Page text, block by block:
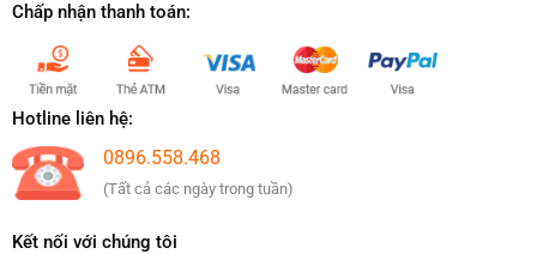
Chấp nhận thanh toán:
Hotline liên hệ:
0896.558.468
(Tất cả các ngày trong tuần)
Kết nối với chúng tôi